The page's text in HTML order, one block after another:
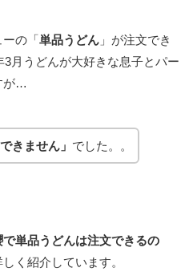
ーの「単品うどん 」が注文でき
月うどんが大好きな息子とパー
が…
きません」 でした。。
で単品うどんは注文できるの
く紹介しています。